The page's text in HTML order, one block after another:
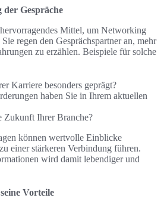
Gespräche
Mittel, um Networking
regen den Gesprächspartner an, mehr
zu erzählen. Beispiele für solche
Karriere besonders geprägt?
haben Sie in Ihrem aktuellen
Zukunft Ihrer Branche?
können wertvolle Einblicke
einer stärkeren Verbindung führen.
wird damit lebendiger und
Vorteile